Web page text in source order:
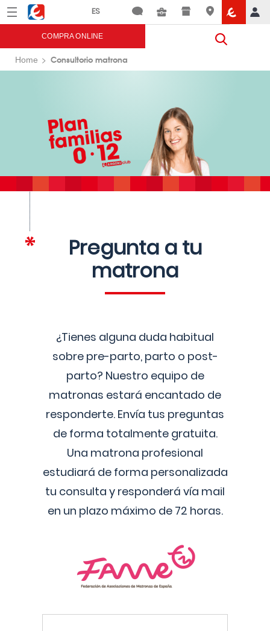
Menú Eroski
COMPRA ONLINE
Home Consultorio matrona
Pregunta a tu
matrona
¿Tienes alguna duda habitual
sobre pre-parto, parto o post-
parto? Nuestro equipo de
matronas estará encantado de
responderte. Envía tus preguntas
de forma totalmente gratuita.
Una matrona profesional
estudiará de forma personalizada
tu consulta y responderá vía mail
en un plazo máximo de 72 horas.